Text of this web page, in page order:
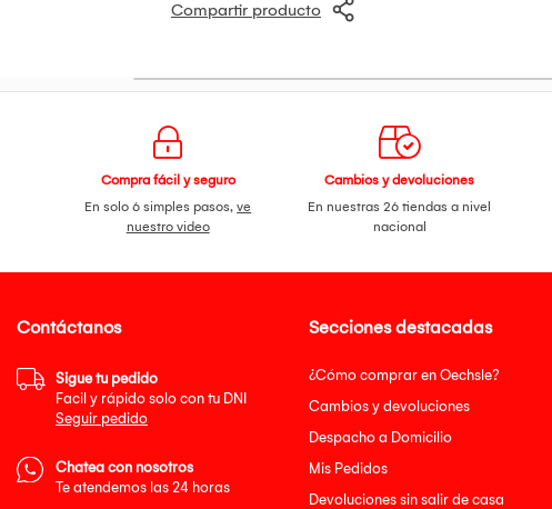
Compartir producto
Compra fácil y seguro
En solo 6 simples pasos,ve
nuestro video
Cambios y devoluciones
En nuestras 26 tiendas a nivel
nacional
Secciones destacadas
¿Cómo comprar en Oechsle?
Cambios y devoluciones
Despacho a Domicilio
Mis Pedidos
Devoluciones sin salir de casa
Contáctanos
Sigue tu pedido
Facil y rápido solo con tu DNI
Seguir pedido
Chatea con nosotros
Te atendemos las 24 horas